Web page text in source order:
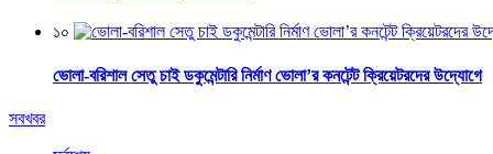
১০
ভোলা-বরিশাল সেতু চাই ডকুমেন্টারি নির্মাণ ভোলা’র কনটেন্ট ক্রিয়েটরদের উদ্যোগে
সবখবর